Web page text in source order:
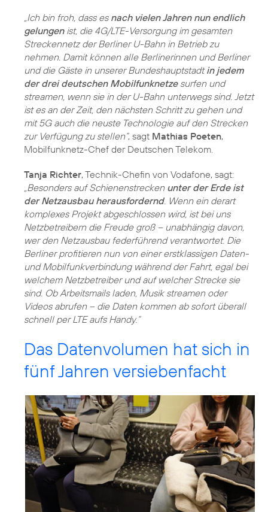
„Ich bin froh, dass es nach vielen Jahren nun endlich
gelungenist, die 4G/LTE-Versorgung im gesamten
Streckennetz der Berliner U-Bahn in Betrieb zu
nehmen. Damit können alle Berlinerinnen und Berliner
und die Gäste in unserer Bundeshauptstadtin jedem
der drei deutschen Mobilfunknetzesurfen und
streamen, wenn sie in der U-Bahn unterwegs sind. Jetzt
ist es an der Zeit, den nächsten Schritt zu gehen und
mit 5G auch die neuste Technologie auf den Strecken
zur Verfügung zu stellen“, sagt Mathias Poeten,
Mobilfunknetz-Chef der Deutschen Telekom.
Tanja Richter, Technik-Chefin von Vodafone, sagt:
„Besonders auf Schienenstrecken unter der Erde ist
der Netzausbau herausfordernd. Wenn ein derart
komplexes Projekt abgeschlossen wird, ist bei uns
Netzbetreibern die Freude groß – unabhängig davon,
wer den Netzausbau federführend verantwortet. Die
Berliner profitieren nun von einer erstklassigen Daten-
und Mobilfunkverbindung während der Fahrt, egal bei
welchem Netzbetreiber und auf welcher Strecke sie
sind. Ob Arbeitsmails laden, Musik streamen oder
Videos abrufen – die Daten kommen ab sofort überall
schnell per LTE aufs Handy.“
Das Datenvolumen hat sich in
fünf Jahren versiebenfacht